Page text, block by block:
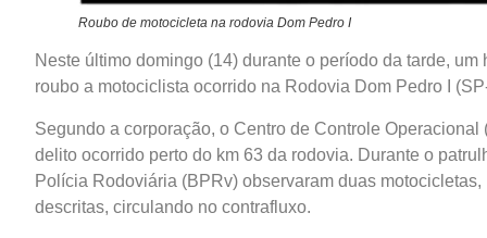
Roubo de motocicleta na rodovia Dom Pedro I
Neste último domingo (14) durante o período da tarde,
roubo a motociclista ocorrido na Rodovia Dom Pedro I
Segundo a corporação, o Centro de Controle
delito ocorrido perto do km 63 da rodovia. Durante o
Polícia Rodoviária (BPRv) observaram duas
descritas, circulando no contrafluxo.